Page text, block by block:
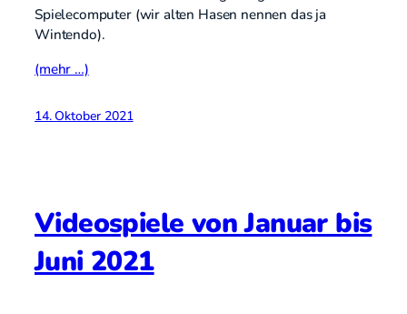
Spielecomputer (wir alten Hasen nennen das ja
Wintendo).
(mehr …)
14. Oktober 2021
Videospiele von Januar bis
Juni 2021